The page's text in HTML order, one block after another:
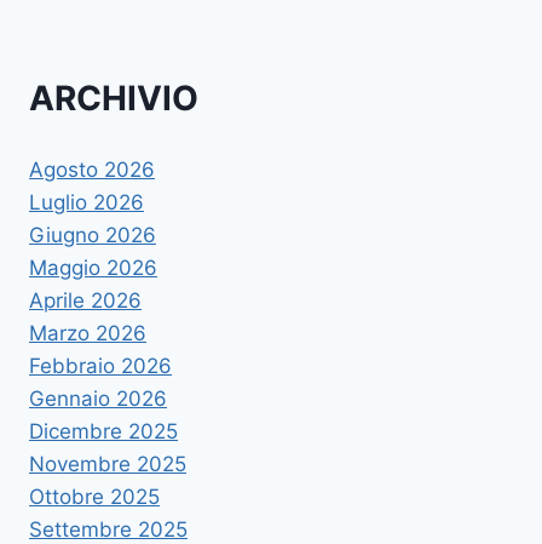
ARCHIVIO
Agosto 2026
Luglio 2026
Giugno 2026
Maggio 2026
Aprile 2026
Marzo 2026
Febbraio 2026
Gennaio 2026
Dicembre 2025
Novembre 2025
Ottobre 2025
Settembre 2025